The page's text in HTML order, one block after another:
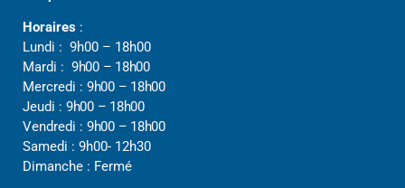
Horaires :
Lundi : 9h00 – 18h00
Mardi : 9h00 – 18h00
Mercredi : 9h00 – 18h00
Jeudi : 9h00 – 18h00
Vendredi : 9h00 – 18h00
Samedi : 9h00- 12h30
Dimanche : Fermé